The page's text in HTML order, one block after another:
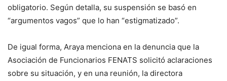
obligatorio. Según detalla, su suspensión se basó en
“argumentos vagos” que lo han “estigmatizado”.
De igual forma, Araya menciona en la denuncia que la
Asociación de Funcionarios FENATS solicitó aclaraciones
sobre su situación, y en una reunión, la directora